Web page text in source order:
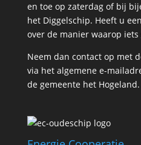
en toe op zaterdag of bij
het Diggelschip. Heeft u
over de manier waarop iets
Neem dan contact op met
via het algemene e-
de gemeente het Hogeland.